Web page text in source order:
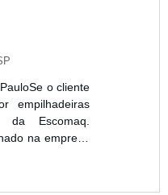
o cliente
empilhadeiras
Escomaq.
na empresa
a
a